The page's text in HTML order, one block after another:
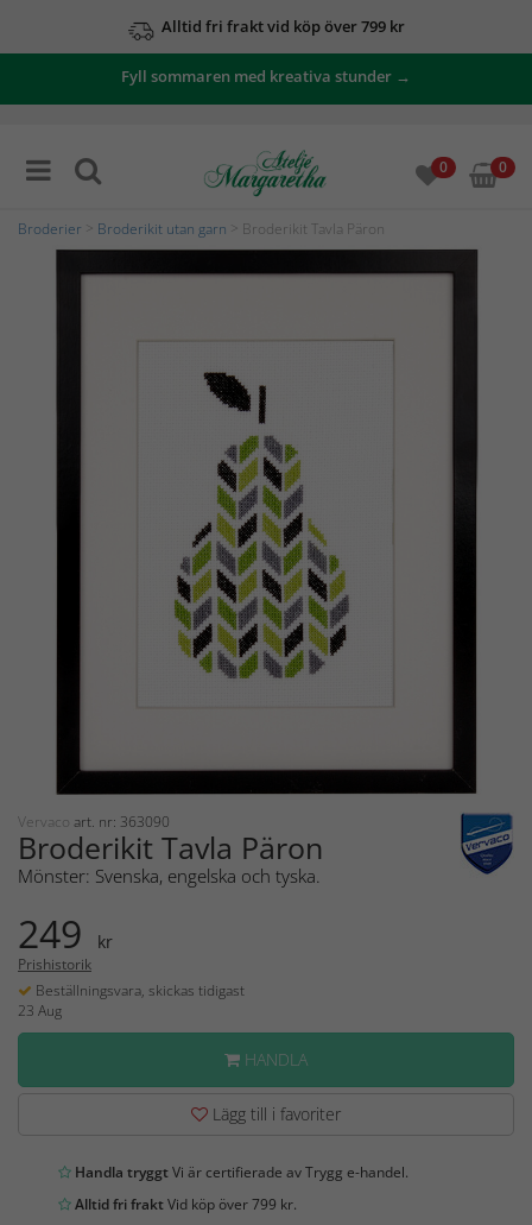
Alltid fri frakt vid köp över 799 kr
Fyll sommaren med kreativa stunder →
0 0
Broderier Broderikit utan garn > Broderikit Tavla Päron
Vervaco art. nr: 363090
Broderikit Tavla Päron
Mönster: Svenska, engelska och tyska.
249 kr
Prishistorik
Beställningsvara, skickas tidigast
23 Aug
HANDLA
Lägg till i favoriter
Handla tryggtVi är certifierade av Trygg e-handel.
Alltid fri fraktVid köp över 799 kr.